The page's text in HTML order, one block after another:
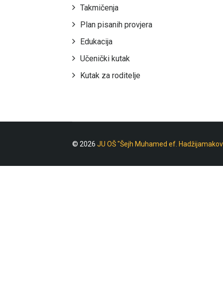
Takmičenja
Plan pisanih provjera
Edukacija
Učenički kutak
Kutak za roditelje
© 2026 JU OŠ "Šejh Muhamed ef.